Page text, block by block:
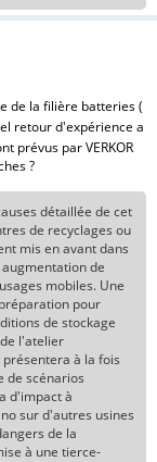
de la filière batteries (
retour d'expérience a
prévus par VERKOR
?
détaillée de cet
de recyclages ou
mis en avant dans
de
mobiles. Une
pour
de stockage
l'atelier
présentera à la fois
de scénarios
d'impact à
sur d'autres usines
de la
à une tierce-